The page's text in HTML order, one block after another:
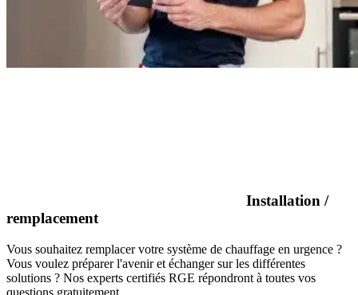
Installation /
remplacement
Vous souhaitez remplacer votre système de chauffage en urgence ?
Vous voulez préparer l'avenir et échanger sur les différentes
solutions ? Nos experts certifiés RGE répondront à toutes vos
questions gratuitement.